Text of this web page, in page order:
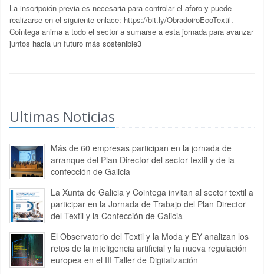
La inscripción previa es necesaria para controlar el aforo y puede
realizarse en el siguiente enlace: https://bit.ly/ObradoiroEcoTextil.
Cointega anima a todo el sector a sumarse a esta jornada para avanzar
juntos hacia un futuro más sostenible3
Ultimas Noticias
Más de 60 empresas participan en la jornada de
arranque del Plan Director del sector textil y de la
confección de Galicia
La Xunta de Galicia y Cointega invitan al sector textil a
participar en la Jornada de Trabajo del Plan Director
del Textil y la Confección de Galicia
El Observatorio del Textil y la Moda y EY analizan los
retos de la inteligencia artificial y la nueva regulación
europea en el III Taller de Digitalización